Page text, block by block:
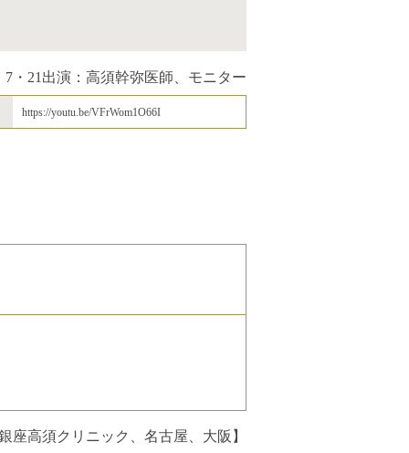
・21 出演：高須幹弥医師、モニター
https://youtu.be/VFrWom1O66I
座高須クリニック、名古屋、大阪】